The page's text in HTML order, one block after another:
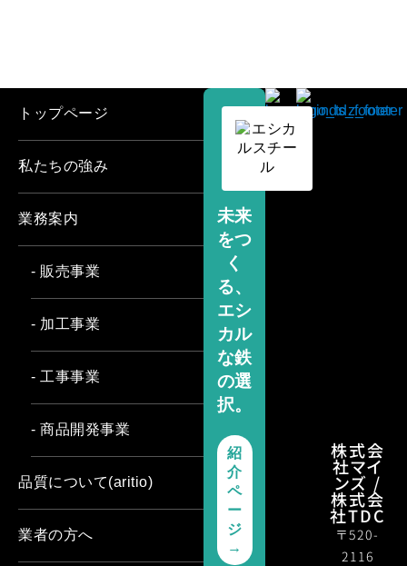
株式会
社マイ
ンズ /
株式会
社TDC
〒520-
2116
未来
をつ
く
る、
エシ
カル
な鉄
の選
択。
紹
介
ペ
ー
ジ
→
トップページ
私たちの強み
業務案内
- 販売事業
- 加工事業
- 工事事業
- 商品開発事業
品質について(aritio)
業者の方へ